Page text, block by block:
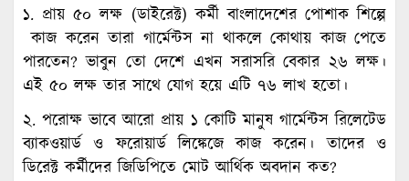
১. প্রায় ৫০ লক্ষ (ডাইরেক্ট) কর্মী বাংলাদেশের পোশাক শিল্পে
কাজ করেন তারা গার্মেন্টস না থাকলে কোথায় কাজ পেতে
পারতেন? ভাবুন তো দেশে এখন সরাসরি বেকার ২৬ লক্ষ।
এই ৫০ লক্ষ তার সাথে যোগ হয়ে এটি ৭৬ লাখ হতো।
২. পরোক্ষ ভাবে আরো প্রায় ১ কোটি মানুষ গার্মেন্টস রিলেটেড
ব্যাকওয়ার্ড ও ফরোয়ার্ড লিঙ্কেজে কাজ করেন। তাদের ও
ডিরেক্ট কর্মীদের জিডিপিতে মোট আর্থিক অবদান কত?